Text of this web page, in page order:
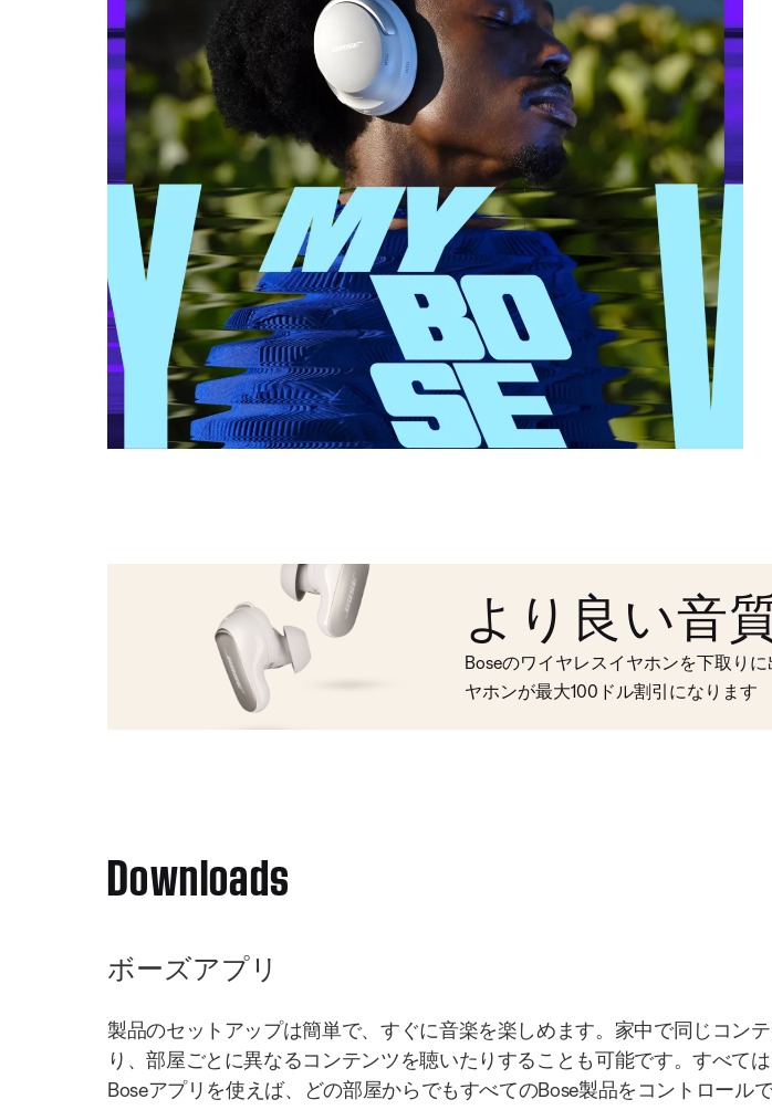
より良い音
Boseのワイヤレスイヤホンを下取り
ヤホンが最大100ドル割引になります
Downloads
ボーズアプリ
製品のセットアップは簡単で、すぐに音楽を楽しめます。家中で同じコン
り、部屋ごとに異なるコンテンツを聴いたりすることも可能です。すべては
Boseアプリを使えば、どの部屋からでもすべてのBose製品をコントロールで